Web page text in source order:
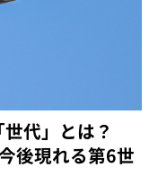
代」とは？
後現れる第6世